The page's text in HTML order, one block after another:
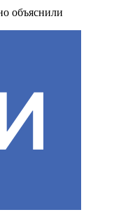
объяснили